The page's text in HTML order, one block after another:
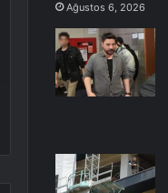
Ağustos 6, 2026